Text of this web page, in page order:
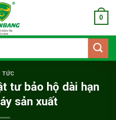
0
TỨC
tư bảo hộ dài hạn
sản xuất